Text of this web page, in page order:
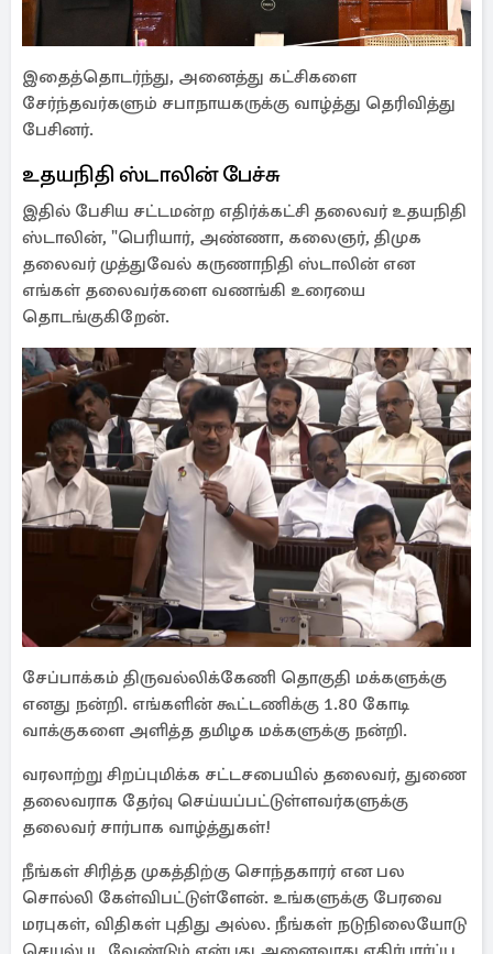
இதைத்தொடர்ந்து, அனைத்து கட்சிகளை
சேர்ந்தவர்களும் சபாநாயகருக்கு வாழ்த்து தெரிவித்து
பேசினர்.
உதயநிதி ஸ்டாலின் பேச்சு
இதில் பேசிய சட்டமன்ற எதிர்க்கட்சி தலைவர் உதயநிதி
ஸ்டாலின், "பெரியார், அண்ணா, கலைஞர், திமுக
தலைவர் முத்துவேல் கருணாநிதி ஸ்டாலின் என
எங்கள் தலைவர்களை வணங்கி உரையை
தொடங்குகிறேன்.
சேப்பாக்கம் திருவல்லிக்கேணி தொகுதி மக்களுக்கு
எனது நன்றி. எங்களின் கூட்டணிக்கு 1.80 கோடி
வாக்குகளை அளித்த தமிழக மக்களுக்கு நன்றி.
வரலாற்று சிறப்புமிக்க சட்டசபையில் தலைவர், துணை
தலைவராக தேர்வு செய்யப்பட்டுள்ளவர்களுக்கு
தலைவர் சார்பாக வாழ்த்துகள்!
நீங்கள் சிரித்த முகத்திற்கு சொந்தகாரர் என பல
சொல்லி கேள்விபட்டுள்ளேன். உங்களுக்கு பேரவை
மரபுகள், விதிகள் புதிது அல்ல. நீங்கள் நடுநிலையோடு